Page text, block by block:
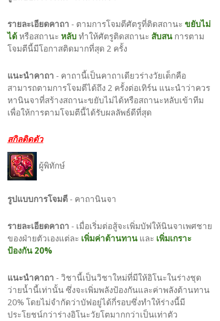
รายละเอียดคาถา - ตามการโจมตีศัตรูที่ติดสถานะ ขยับไม่
ได้ หรือสถานะ หลับทำให้ศัตรูติดสถานะ สับสน การตาม
โจมตีนี้มีโอกาสติดมากที่สุด 2 ครั้ง
แนะนำคาถา - คาถานี้เป็นคาถาเดียวร่างวัยเด็กคือ
สามารถตามการโจมตีได้ถึง 2 ครั้งต่อเทิร์น แนะนำว่าควร
หานินจาที่สร้างสถานะขยับไม่ได้หรือสถานะหลับเข้าทีม
เพื่อให้การตามโจมตีนี้ได้รับผลลัพธ์ดีที่สุด
สกิลติดตัว
ผู้พิทักษ์
รูปแบบการโจมตี - คาถานินจา
รายละเอียดคาถา - เมื่อเริ่มต่อสู้จะเพิ่มบัฟให้นินจาเพศชาย
ของฝ่ายตัวเองแต่ละ เพิ่มค่าต้านทาน และ เพิ่มเกราะ
ป้องกัน 20%
แนะนำคาถา - วิชานี้เป็นวิชาใหม่ที่มีให้อิโนะในร่างชุด
ว่ายน้ำนี้เท่านั้น ซึ่งจะเพิ่มพลังป้องกันและค่าพลังต้านทาน
20% โดยไม่จำกัดว่าบัฟอยู่ได้กี่รอบซึ่งทำให้ร่างนี้มี
ประโยชน์กว่าร่างอิโนะวัยโตมากกว่าเป็นเท่าตัว